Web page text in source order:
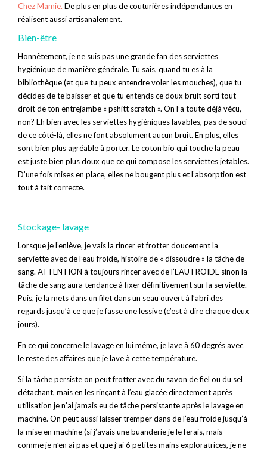
Chez Mamie. De plus en plus de couturières indépendantes en
réalisent aussi artisanalement.
Bien-être
Honnêtement, je ne suis pas une grande fan des serviettes
hygiénique de manière générale. Tu sais, quand tu es à la
bibliothèque (et que tu peux entendre voler les mouches), que tu
décides de te baisser et que tu entends ce doux bruit sorti tout
droit de ton entrejambe « pshitt scratch ». On l’a toute déjà vécu,
non? Eh bien avec les serviettes hygiéniques lavables, pas de souci
de ce côté-là, elles ne font absolument aucun bruit. En plus, elles
sont bien plus agréable à porter. Le coton bio qui touche la peau
est juste bien plus doux que ce qui compose les serviettes jetables.
D’une fois mises en place, elles ne bougent plus et l’absorption est
tout à fait correcte.
Stockage- lavage
Lorsque je l’enlève, je vais la rincer et frotter doucement la
serviette avec de l’eau froide, histoire de « dissoudre » la tâche de
sang. ATTENTION à toujours rincer avec de l’EAU FROIDE sinon la
tâche de sang aura tendance à fixer définitivement sur la serviette.
Puis, je la mets dans un filet dans un seau ouvert à l’abri des
regards jusqu’à ce que je fasse une lessive (c’est à dire chaque deux
jours).
En ce qui concerne le lavage en lui même, je lave à 60 degrés avec
le reste des affaires que je lave à cette température.
Si la tâche persiste on peut frotter avec du savon de fiel ou du sel
détachant, mais en les rinçant à l’eau glacée directement après
utilisation je n’ai jamais eu de tâche persistante après le lavage en
machine. On peut aussi laisser tremper dans de l’eau froide jusqu’à
la mise en machine (si j’avais une buanderie je le ferais, mais
comme je n’en ai pas et que j’ai 6 petites mains exploratrices, je ne